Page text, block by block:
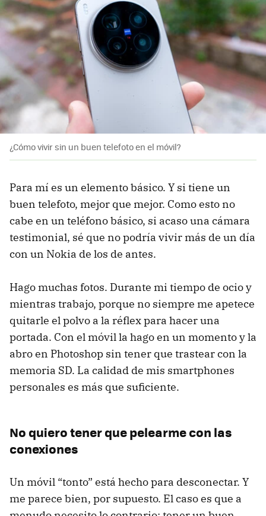
¿Cómo vivir sin un buen telefoto en el móvil?
Para mí es un elemento básico. Y si tiene un
buen telefoto, mejor que mejor. Como esto no
cabe en un teléfono básico, si acaso una cámara
testimonial, sé que no podría vivir más de un día
con un Nokia de los de antes.
Hago muchas fotos. Durante mi tiempo de ocio y
mientras trabajo, porque no siempre me apetece
quitarle el polvo a la réflex para hacer una
portada. Con el móvil la hago en un momento y la
abro en Photoshop sin tener que trastear con la
memoria SD. La calidad de mis smartphones
personales es más que suficiente.
No quiero tener que pelearme con las
conexiones
Un móvil “tonto” está hecho para desconectar. Y
me parece bien, por supuesto. El caso es que a